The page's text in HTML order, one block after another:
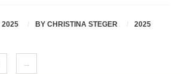
2025 BYCHRISTINA STEGER 2025
→